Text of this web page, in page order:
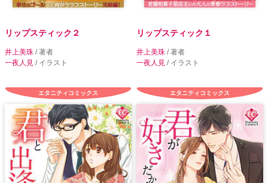
リップスティック２
井上美珠 / 著者
一夜人見 / イラスト
リップスティック１
井上美珠 / 著者
一夜人見 / イラスト
エタニティコミックス エタニティコミックス